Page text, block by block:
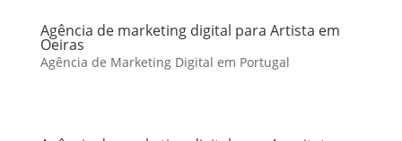
Agência de marketing digital para Artista em
Oeiras
Agência de Marketing Digital em Portugal